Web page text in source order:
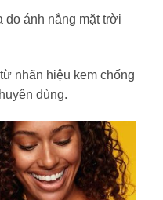
do ánh nắng mặt trời
nhãn hiệu kem chống
dùng.